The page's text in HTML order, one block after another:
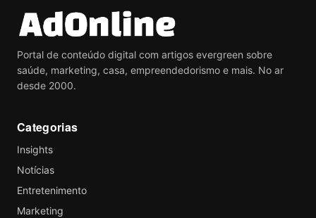
Portal de conteúdo digital com artigos evergreen sobre
saúde, marketing, casa, empreendedorismo e mais. No ar
desde 2000.
Categorias
Insights
Notícias
Entretenimento
Marketing